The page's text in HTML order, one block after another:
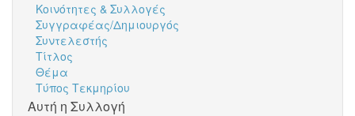
Κοινότητες & Συλλογές
Συγγραφέας/Δημιουργός
Συντελεστής
Τίτλος
Θέμα
Τύπος Τεκμηρίου
Αυτή η Συλλογή